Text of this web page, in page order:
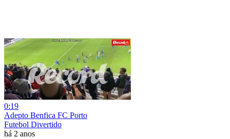
0:19
Adepto Benfica FC Porto
Futebol Divertido
há 2 anos